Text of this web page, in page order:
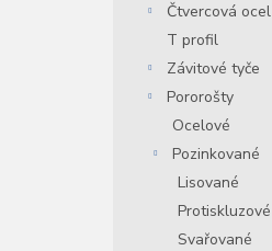
Čtvercová ocel
T profil
Závitové tyče
Pororošty
Ocelové
Pozinkované
Lisované
Protiskluzové
Svařované